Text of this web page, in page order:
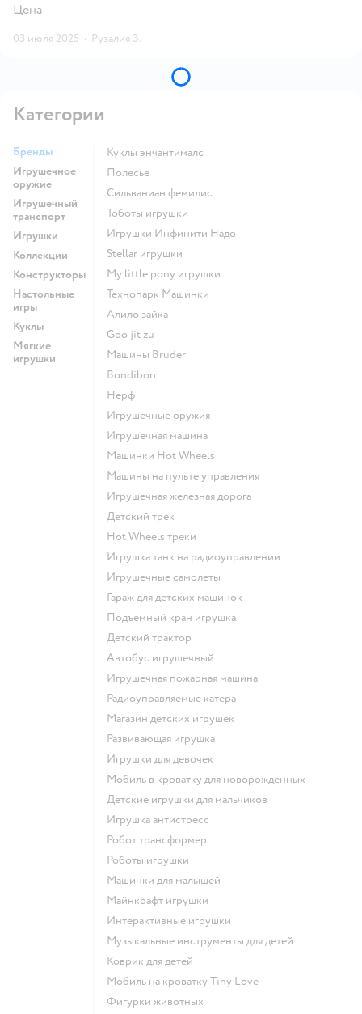
Цена
03 июля 2025 · Рузалия З.
Категории
Бренды
Игрушечное
оружие
Игрушечный
транспорт
Игрушки
Коллекции
Конструкторы
Настольные
игры
Куклы
Мягкие
игрушки
Куклы энчантималс
Полесье
Сильваниан фемилис
Тоботы игрушки
Игрушки Инфинити Надо
Stellar игрушки
my little pony игрушки
Технопарк Машинки
Алило зайка
Goo jit zu
Машины Bruder
Bondibon
Нерф
Игрушечные оружия
Игрушечная машина
Машинки Hot Wheels
Машины на пульте управления
Игрушечная железная дорога
Детский трек
Hot Wheels треки
Игрушка танк на радиоуправлении
Игрушечные самолеты
Гараж для детских машинок
Подъемный кран игрушка
Детский трактор
Автобус игрушечный
Игрушечная пожарная машина
Радиоуправляемые катера
Магазин детских игрушек
Развивающая игрушка
Игрушки для девочек
Мобиль в кроватку для новорожденных
Детские игрушки для мальчиков
Игрушка антистресс
Робот трансформер
Роботы игрушки
Машинки для малышей
Майнкрафт игрушки
Интерактивные игрушки
Музыкальные инструменты для детей
Коврик для детей
Мобиль на кроватку Tiny Love
Фигурки животных